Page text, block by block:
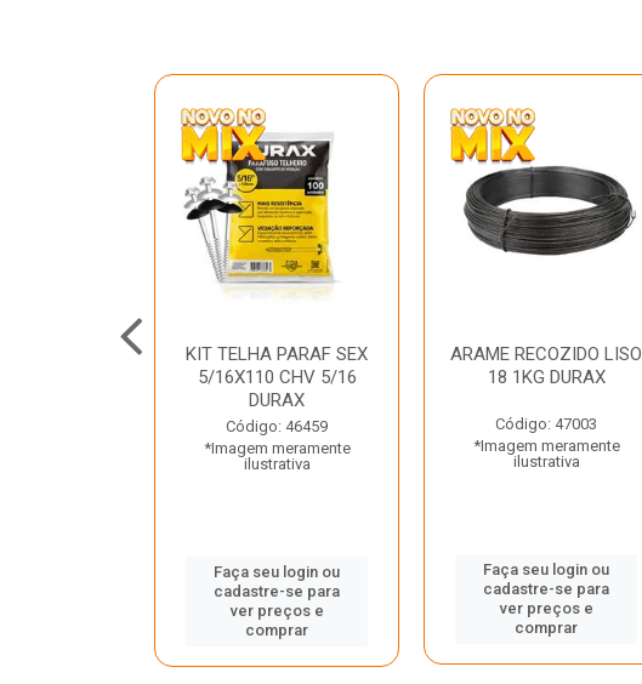
KIT TELHA PARAF SEX
5/16X110 CHV 5/16
DURAX
Código: 46459
*Imagem meramente
ilustrativa
Faça seu login ou
cadastre-se para
ver preços e
comprar
ARAME RECOZIDO LISO
18 1KG DURAX
Código: 47003
*Imagem meramente
ilustrativa
Faça seu login ou
cadastre-se para
ver preços e
comprar